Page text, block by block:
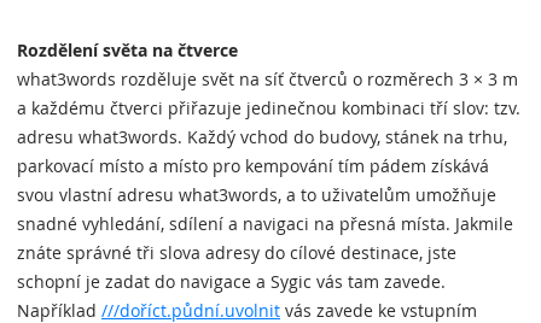
Rozdělení světa na čtverce
what3words rozděluje svět na síť čtverců o rozměrech 3 × 3 m
a každému čtverci přiřazuje jedinečnou kombinaci tří slov: tzv.
adresu what3words. Každý vchod do budovy, stánek na trhu,
parkovací místo a místo pro kempování tím pádem získává
svou vlastní adresu what3words, a to uživatelům umožňuje
snadné vyhledání, sdílení a navigaci na přesná místa. Jakmile
znáte správné tři slova adresy do cílové destinace, jste
schopní je zadat do navigace a Sygic vás tam zavede.
Například ///doříct.půdní.uvolnit vás zavede ke vstupním